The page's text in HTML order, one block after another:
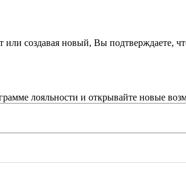
создавая новый, Вы подтверждаете,
лояльности и открывайте новые